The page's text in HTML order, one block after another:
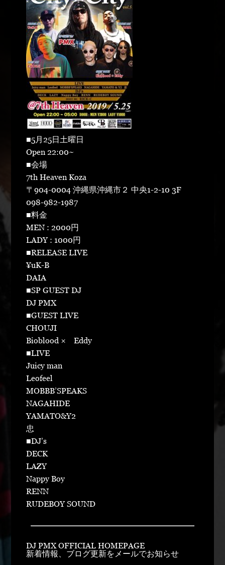
■5月25日土曜日
Open 22:00~
■会場
7th Heaven Koza
〒904-0004 沖縄県沖縄市２ 中央1-2-10 3F
098-982-1987
■料金
MEN : 2000円
LADY : 1000円
■RELEASE LIVE
¥uK-B
DAIA
■SP GUEST DJ
DJ PMX
■GUEST LIVE
CHOUJI
Bioblood × Eddy
■LIVE
Juicy man
Leofeel
MOBBB’SPEAKS
NAGAHIDE
YAMATO&Y2
忠
■DJ’s
DECK
LAZY
Nappy Boy
RENN
RUDEBOY SOUND
DJ PMX OFFICIAL HOMEPAGE
新着情報、ブログ更新をメールでお知らせ